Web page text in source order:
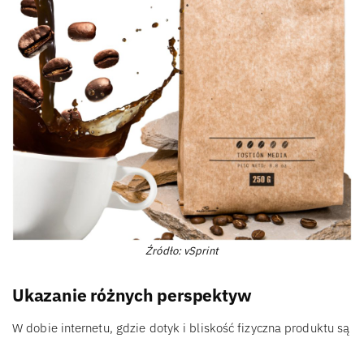
Źródło: vSprint
Ukazanie różnych perspektyw
W dobie internetu, gdzie dotyk i bliskość fizyczna produktu są